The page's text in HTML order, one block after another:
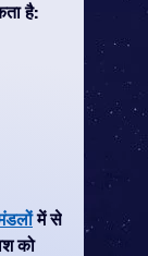
है:
में से
को